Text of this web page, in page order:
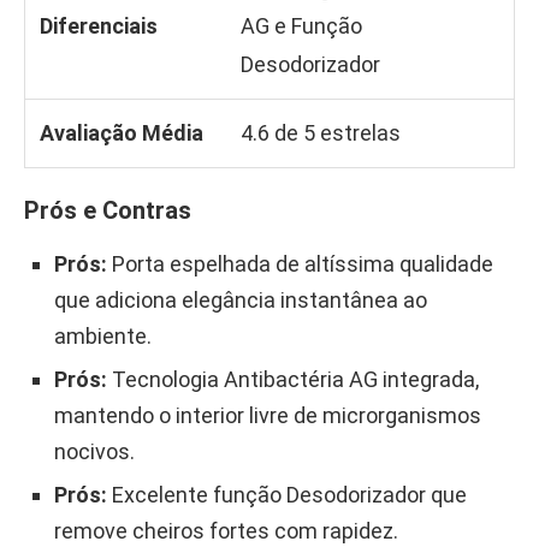
Diferenciais
AG e Função
Desodorizador
Avaliação Média 4.6 de 5 estrelas
Prós e Contras
Prós: Porta espelhada de altíssima qualidade
que adiciona elegância instantânea ao
ambiente.
Prós: Tecnologia Antibactéria AG integrada,
mantendo o interior livre de microrganismos
nocivos.
Prós: Excelente função Desodorizador que
remove cheiros fortes com rapidez.